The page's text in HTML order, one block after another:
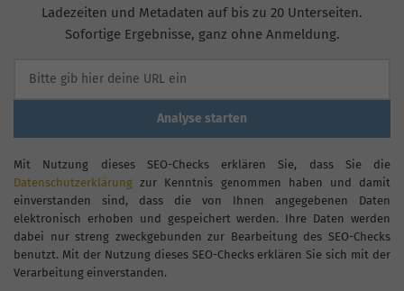
Ladezeiten und Metadaten auf bis zu 20 Unterseiten.
Sofortige Ergebnisse, ganz ohne Anmeldung.
Analyse starten
Mit Nutzung dieses SEO-Checks erklären Sie, dass Sie die
Datenschutzerklärung zur Kenntnis genommen haben und damit
einverstanden sind, dass die von Ihnen angegebenen Daten
elektronisch erhoben und gespeichert werden. Ihre Daten werden
dabei nur streng zweckgebunden zur Bearbeitung des SEO-Checks
benutzt. Mit der Nutzung dieses SEO-Checks erklären Sie sich mit der
Verarbeitung einverstanden.